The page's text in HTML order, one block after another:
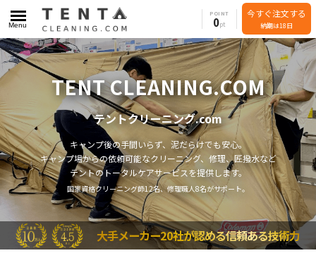
POINT
0
今すぐ注文する
納期は18日
Menu
TENT CLEANING.COM
テントクリーニング.com
キャンプ後の手間いらず、泥だらけでも安心。
キャンプ場からの依頼可能なクリーニング、修理、匠撥水など
テントのトータルケアサービスを提供します。
国家資格クリーニング師12名、修理職人8名がサポート。
大手メーカー20社が認める信頼ある技術力